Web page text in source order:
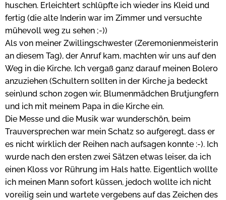
huschen. Erleichtert schlüpfte ich wieder ins Kleid und
fertig (die alte Inderin war im Zimmer und versuchte
mühevoll weg zu sehen ;-))
Als von meiner Zwillingschwester (Zeremonienmeisterin
an diesem Tag), der Anruf kam, machten wir uns auf den
Weg in die Kirche. Ich vergaß ganz darauf meinen Bolero
anzuziehen (Schultern sollten in der Kirche ja bedeckt
sein)und schon zogen wir, Blumenmädchen Brutjungfern
und ich mit meinem Papa in die Kirche ein.
Die Messe und die Musik war wunderschön, beim
Trauversprechen war mein Schatz so aufgeregt, dass er
es nicht wirklich der Reihen nach aufsagen konnte :-). Ich
wurde nach den ersten zwei Sätzen etwas leiser, da ich
einen Kloss vor Rührung im Hals hatte. Eigentlich wollte
ich meinen Mann sofort küssen, jedoch wollte ich nicht
voreilig sein und wartete vergebens auf das Zeichen des